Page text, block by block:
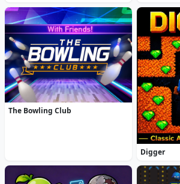
The Bowling Club
Digger